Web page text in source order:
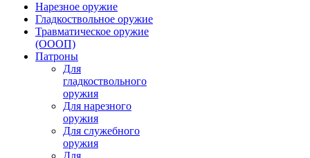
Нарезное оружие
Гладкоствольное оружие
Травматическое оружие
(ОООП)
Патроны
Для
гладкоствольного
оружия
Для нарезного
оружия
Для служебного
оружия
Для